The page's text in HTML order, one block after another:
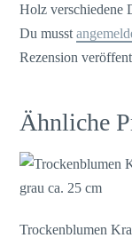
Holz verschiedene
Du musst
Rezension
Ähnliche
Trockenblumen